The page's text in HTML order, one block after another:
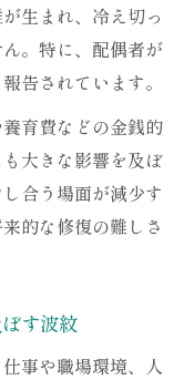
生まれ、冷え切っ
。特に、配偶者が
告されています。
育費などの金銭的
大きな影響を及ぼ
合う場面が減少す
的な修復の難しさ
す波紋
事や職場環境、人